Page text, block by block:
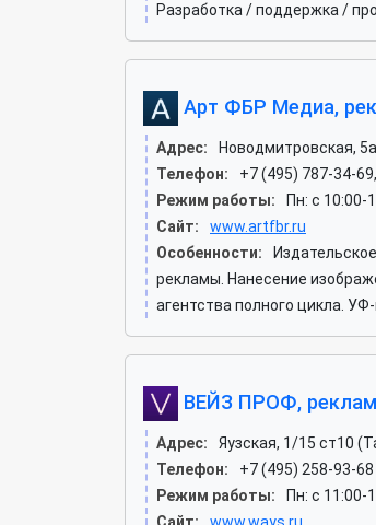
Разработка / поддержка /
Арт ФБР Медиа,
Адрес:
Новодмитровская,
Телефон:
+7 (495) 787-34-
Режим работы:
Пн: c 10:00-
Сайт:
www.artfbr.ru
Особенности:
рекламы. Нанесение
агентства полного цикла.
ВЕЙЗ ПРОФ,
Адрес:
Яузская, 1/15 ст10
Телефон:
+7 (495) 258-93-68
Режим работы:
Пн: c 11:00-